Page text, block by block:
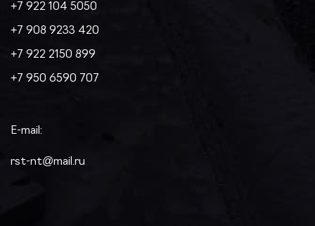
+7 922 104 5050
+7 908 9233 420
+7 922 2150 899
+7 950 6590 707
E-mail:
rst-nt@mail.ru